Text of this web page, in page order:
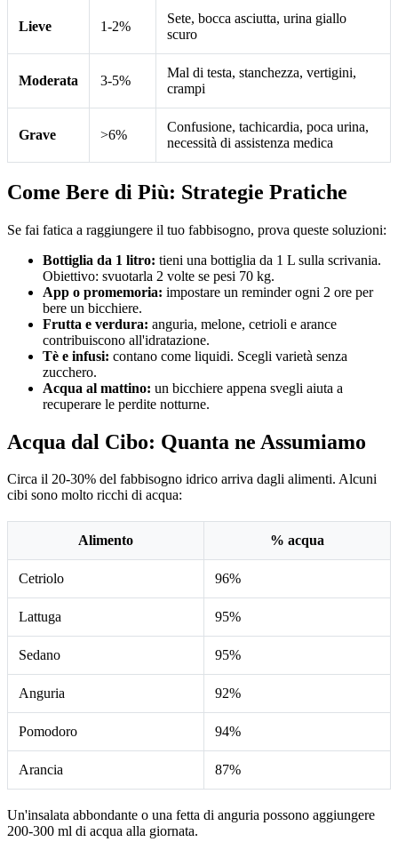
Lieve 1-2%
Sete, bocca asciutta, urina giallo
scuro
Moderata 3-5%
Mal di testa, stanchezza, vertigini,
crampi
Grave >6%
Confusione, tachicardia, poca urina,
necessità di assistenza medica
Come Bere di Più: Strategie Pratiche
Se fai fatica a raggiungere il tuo fabbisogno, prova queste soluzioni:
Bottiglia da 1 litro: tieni una bottiglia da 1 L sulla scrivania.
Obiettivo: svuotarla 2 volte se pesi 70 kg.
App o promemoria: impostare un reminder ogni 2 ore per
bere un bicchiere.
Frutta e verdura: anguria, melone, cetrioli e arance
contribuiscono all'idratazione.
Tè e infusi: contano come liquidi. Scegli varietà senza
zucchero.
Acqua al mattino: un bicchiere appena svegli aiuta a
recuperare le perdite notturne.
Acqua dal Cibo: Quanta ne Assumiamo
Circa il 20-30% del fabbisogno idrico arriva dagli alimenti. Alcuni
cibi sono molto ricchi di acqua:
Alimento % acqua
Cetriolo 96%
Lattuga 95%
Sedano 95%
Anguria 92%
Pomodoro 94%
Arancia 87%
Un'insalata abbondante o una fetta di anguria possono aggiungere
200-300 ml di acqua alla giornata.